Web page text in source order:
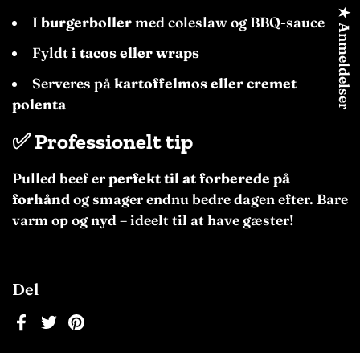
Del
Facebook
TwitterPinterest
I burgerbollermed coleslaw og BBQ-sauce
Fyldt i tacos eller wraps
Serveres påkartoffelmos eller cremet
polenta
✅Professionelt tip
Pulled beef erperfekt til at forberede på
forhånd og smager endnu bedre dagen efter. Bare
varm op og nyd – ideelt til at have gæster!
★ Anmeldelser